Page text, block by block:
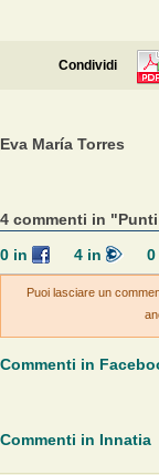
Condividi
Eva María Torres
4 commenti in
0in 4in 0
Puoi lasciare un
Commenti in
Commenti in Innatia